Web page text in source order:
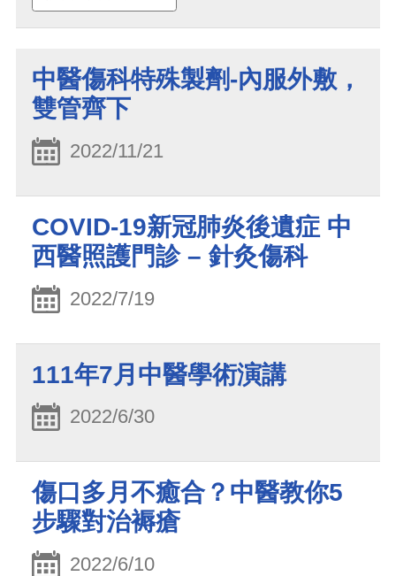
中醫傷科特殊製劑-內服外敷，
雙管齊下
2022/11/21
COVID-19新冠肺炎後遺症 中
西醫照護門診 – 針灸傷科
2022/7/19
111年7月中醫學術演講
2022/6/30
傷口多月不癒合？中醫教你5
步驟對治褥瘡
2022/6/10